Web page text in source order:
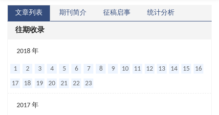
文章列表 期刊简介 征稿启事 统计分析
往期收录
2018 年
1 2 3 4 5 6 7 8 9 10 11 12 13 14 15
16
17
18 19 20 21 22 23
2017 年